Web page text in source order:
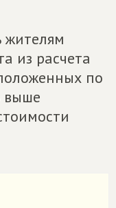
жителям
из расчета
по
выше